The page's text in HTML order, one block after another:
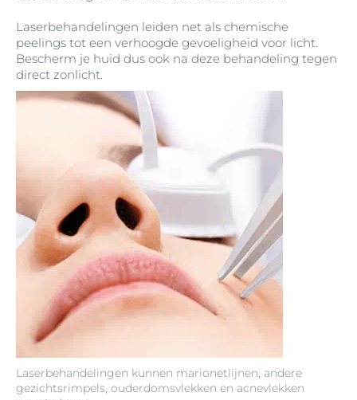
Laserbehandelingen kunnen marionetlijnen, andere
gezichtsrimpels, ouderdomsvlekken en acnevlekken
Laserbehandelingen leiden net als chemische
peelings tot een verhoogde gevoeligheid voor licht.
Bescherm je huid dus ook na deze behandeling tegen
direct zonlicht.